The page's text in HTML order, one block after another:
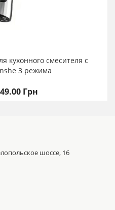
кухонного смесителя с
3 режима
Грн
шоссе, 16